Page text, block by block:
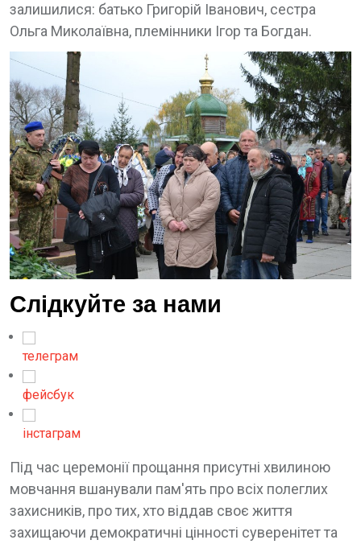
залишилися: батько Григорій Іванович, сестра
Ольга Миколаївна, племінники Ігор та Богдан.
Слідкуйте за нами
телеграм
фейсбук
інстаграм
Під час церемонії прощання присутні хвилиною
мовчання вшанували пам'ять про всіх полеглих
захисників, про тих, хто віддав своє життя
захищаючи демократичні цінності суверенітет та